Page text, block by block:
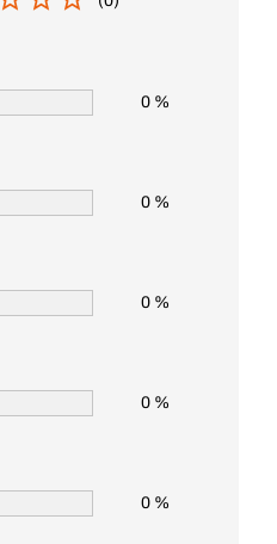
0 %
0 %
0 %
0 %
0 %